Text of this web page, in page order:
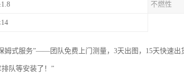
不燃性
姆式服务”——团队免费上门测量，3天出图，15天快速出
队等安装了！”